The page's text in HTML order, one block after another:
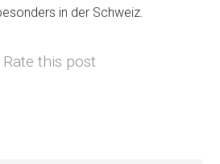
in der Schweiz.
Rate this post